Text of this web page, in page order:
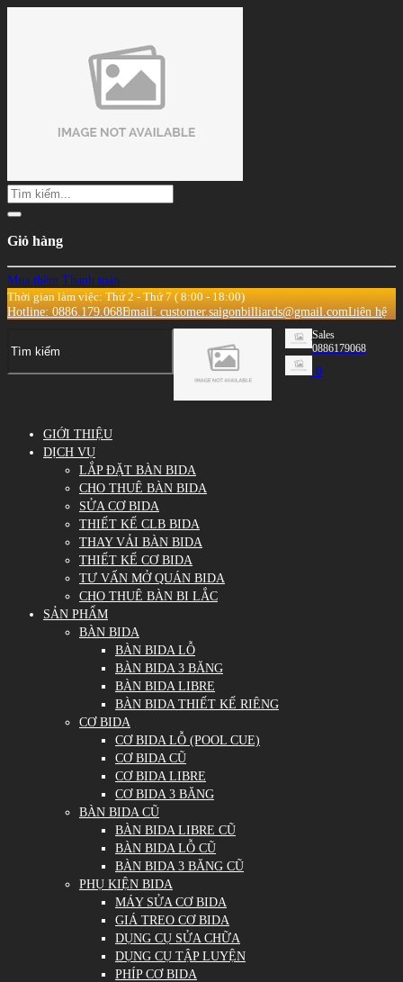
Giỏ hàng
Mua thêm Thanh toán
Thời gian làm việc: Thứ 2 - Thứ 7 ( 8:00 - 18:00)
Hotline: 0886.179.068Email: customer.saigonbilliards@gmail.comLiên hệ
Sales
0886179068
0
GIỚI THIỆU
DỊCH VỤ
LẮP ĐẶT BÀN BIDA
CHO THUÊ BÀN BIDA
SỬA CƠ BIDA
THIẾT KẾ CLB BIDA
THAY VẢI BÀN BIDA
THIẾT KẾ CƠ BIDA
TƯ VẤN MỞ QUÁN BIDA
CHO THUÊ BÀN BI LẮC
SẢN PHẨM
BÀN BIDA
BÀN BIDA LỖ
BÀN BIDA 3 BĂNG
BÀN BIDA LIBRE
BÀN BIDA THIẾT KẾ RIÊNG
CƠ BIDA
CƠ BIDA LỖ (POOL CUE)
CƠ BIDA CŨ
CƠ BIDA LIBRE
CƠ BIDA 3 BĂNG
BÀN BIDA CŨ
BÀN BIDA LIBRE CŨ
BÀN BIDA LỖ CŨ
BÀN BIDA 3 BĂNG CŨ
PHỤ KIỆN BIDA
MÁY SỬA CƠ BIDA
GIÁ TREO CƠ BIDA
DỤNG CỤ SỬA CHỮA
DỤNG CỤ TẬP LUYỆN
PHÍP CƠ BIDA